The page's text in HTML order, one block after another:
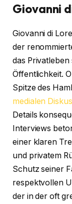
Giovanni
Giovanni di
der
das
Öffentlichkeit.
Spitze des
medialen
Details
Interviews
einer klaren
und privatem
Schutz seiner
respektvollen
der in der oft